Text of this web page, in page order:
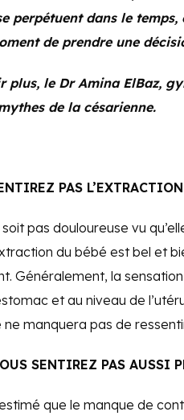
perpétuent dans le
de prendre une
plus, le Dr Amina ElBaz,
de la césarienne.
PAS
soit pas douloureuse vu
du bébé est bel et
Généralement, la
et au niveau de
ne manquera pas de
SENTIREZ PAS AUSSI
que le manque de